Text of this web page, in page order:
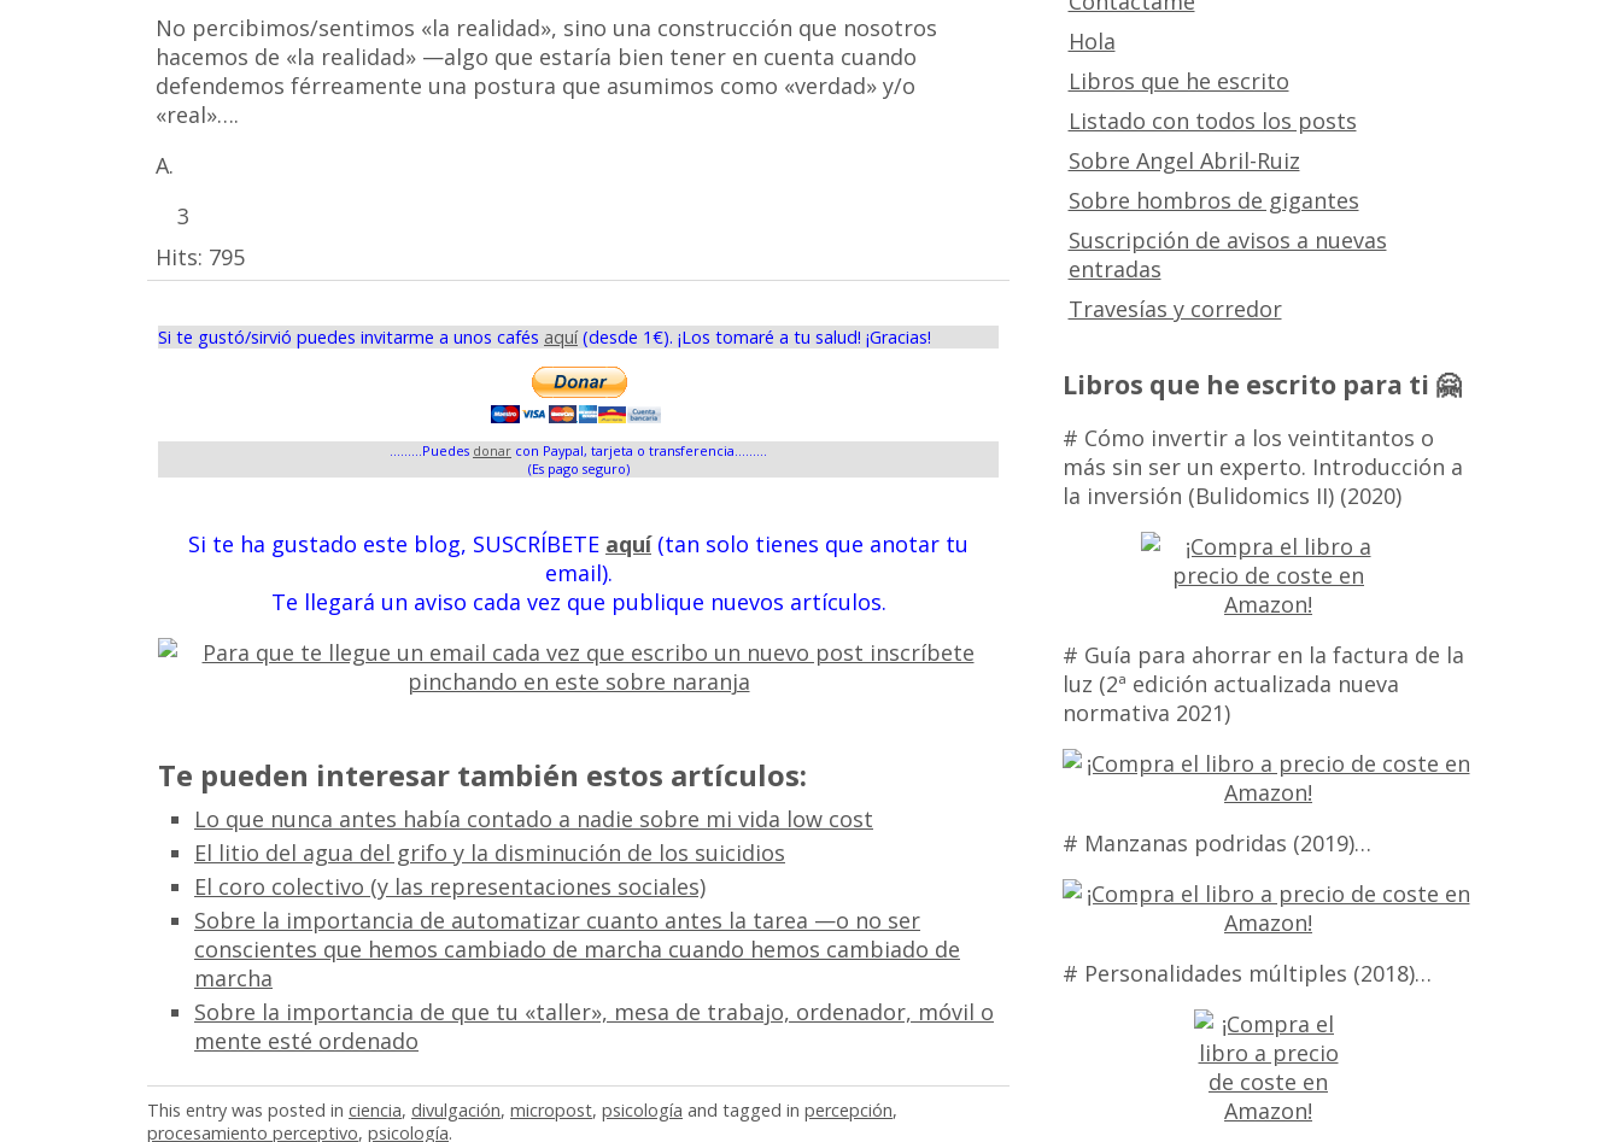
No percibimos/sentimos «la realidad», sino una construcción que nosotros
hacemos de «la realidad» —algo que estaría bien tener en cuenta cuando
defendemos férreamente una postura que asumimos como «verdad» y/o
«real»….
A.
3
Hits: 795
Si te gustó/sirvió puedes invitarme a unos cafés aquí(desde 1€). ¡Los tomaré a tu salud! ¡Gracias!
.........Puedes donar con Paypal, tarjeta o transferencia.........
(Es pago seguro)
Si te ha gustado este blog, SUSCRÍBETE aquí(tan solo tienes que anotar tu
email).
Te llegará un aviso cada vez que publique nuevos artículos.
Te pueden interesar también estos artículos:
Lo que nunca antes había contado a nadie sobre mi vida low cost
El litio del agua del grifo y la disminución de los suicidios
El coro colectivo (y las representaciones sociales)
Sobre la importancia de automatizar cuanto antes la tarea —o no ser
conscientes que hemos cambiado de marcha cuando hemos cambiado de
marcha
Sobre la importancia de que tu «taller», mesa de trabajo, ordenador, móvil o
mente esté ordenado
This entry was posted in ciencia, divulgación, micropost, psicología and tagged in percepción,
procesamiento perceptivo, psicología.
Hola
Libros que he escrito
Listado con todos los posts
Sobre Angel Abril-Ruiz
Sobre hombros de gigantes
Suscripción de avisos a nuevas
entradas
Travesías y corredor
Libros que he escrito para ti 🤗
# Cómo invertir a los veintitantos o
más sin ser un experto. Introducción a
la inversión (Bulidomics II) (2020)
# Guía para ahorrar en la factura de la
luz (2ª edición actualizada nueva
normativa 2021)
# Manzanas podridas (2019)…
# Personalidades múltiples (2018)…